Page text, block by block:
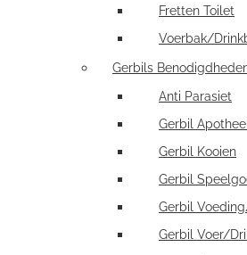
Fretten Toilet
Voerbak/
Gerbils
Anti Parasiet
Gerbil
Gerbil Kooien
Gerbil
Gerbil
Gerbil Voer/